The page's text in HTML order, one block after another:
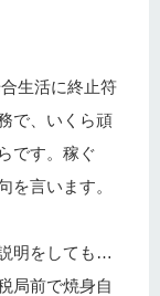
生活に終止符
で、いくら頑
です。稼ぐ
言います。
明をしても…
局前で焼身自